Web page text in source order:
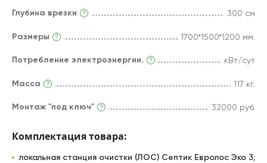
Глубина врезки 300 см
Размеры 1700*1500*1200 мм.
Потребление электроэнергии. кВт/сут
Масса 117 кг.
Монтаж "под ключ" 32000 руб.
Комплектация товара:
локальная станция очистки (ЛОС) Септик Евролос Эко 3;